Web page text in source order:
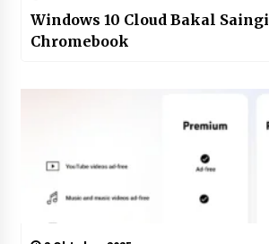
Windows 10 Cloud Bakal Saingi
Chromebook